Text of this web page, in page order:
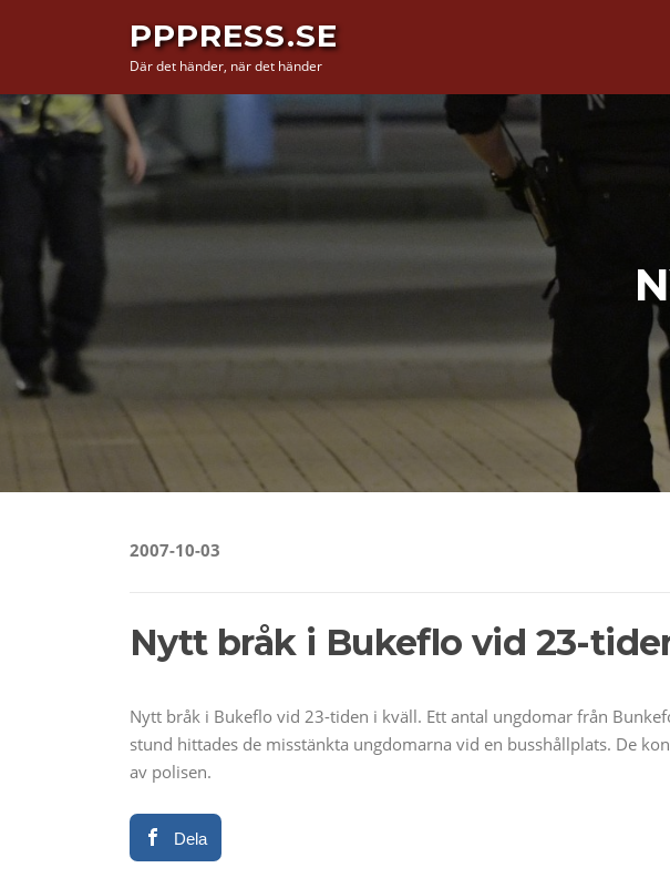
PPPRESS.SE
Där det händer, när det händer
2007-10-03
Nytt bråk i Bukeflo vid 23-
Nytt bråk i Bukeflo vid 23-tiden i kväll. Ett antal ungdomar från
stund hittades de misstänkta ungdomarna vid en busshållplats. De
av polisen.
Dela